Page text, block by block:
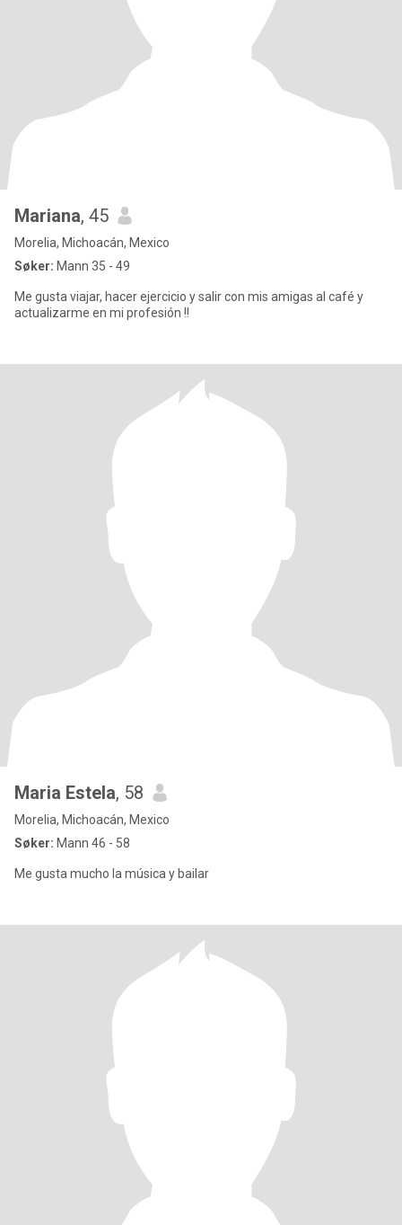
Mariana, 45
Morelia, Michoacán, Mexico
Søker: Mann 35 - 49
Me gusta viajar, hacer ejercicio y salir con mis amigas al café y
actualizarme en mi profesión !!
Maria Estela, 58
Morelia, Michoacán, Mexico
Søker: Mann 46 - 58
Me gusta mucho la música y bailar